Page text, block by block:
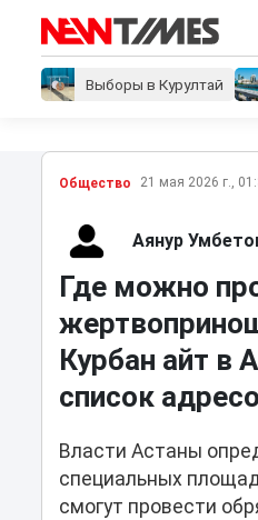
Выборы в Курултай
Общество 21 мая 2026 г.,
Аянур
Где можно
Курбан айт в
список
Власти Астаны
специальных
смогут провести